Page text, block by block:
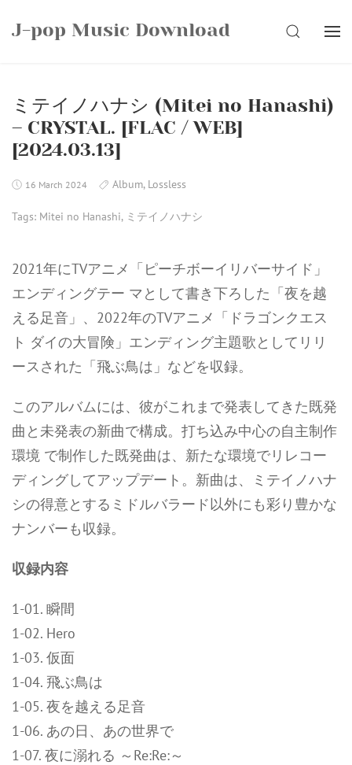
J-pop Music Download SEARCH
ミテイノハナシ (Mitei no Hanashi)
– CRYSTAL. [FLAC / WEB]
[2024.03.13]
16 March 2024 Album, Lossless
Tags: Mitei no Hanashi, ミテイノハナシ
2021年にTVアニメ「ピーチボーイリバーサイド」
エンディングテー マとして書き下ろした「夜を越
える足音」、2022年のTVアニメ「ドラゴンクエス
ト ダイの大冒険」エンディング主題歌としてリリ
ースされた「飛ぶ鳥は」などを収録。
このアルバムには、彼がこれまで発表してきた既発
曲と未発表の新曲で構成。打ち込み中心の自主制作
環境 で制作した既発曲は、新たな環境でリレコー
ディングしてアップデート。新曲は、ミテイノハナ
シの得意とするミドルバラード以外にも彩り豊かな
ナンバーも収録。
収録内容
1-01. 瞬間
1-02. Hero
1-03. 仮面
1-04. 飛ぶ鳥は
1-05. 夜を越える足音
1-06. あの日、あの世界で
1-07. 夜に溺れる ～Re:Re:～